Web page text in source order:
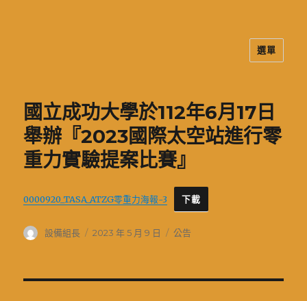
選單
國立成功大學於112年6月17日
舉辦『2023國際太空站進行零
重力實驗提案比賽』
0000920_TASA_ATZG零重力海報-3 下載
作
設備組長
發
2023 年 5 月 9 日
分
公告